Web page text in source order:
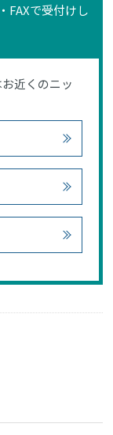
FAXで受付けし
近くのニッ